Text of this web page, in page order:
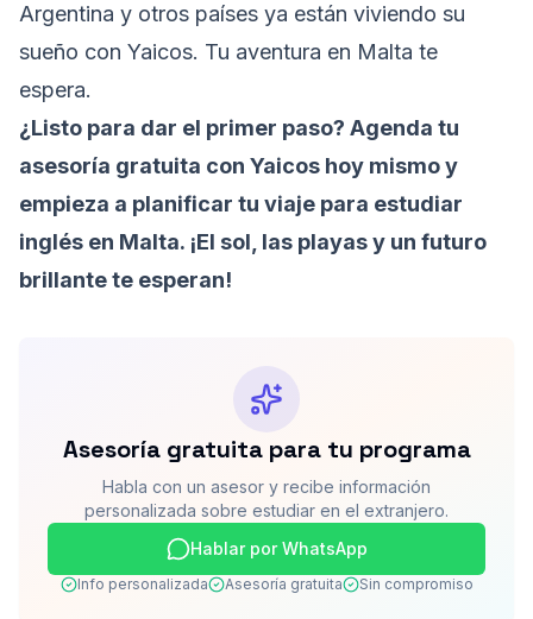
Argentina y otros países ya están viviendo su
sueño con Yaicos. Tu aventura en Malta te
espera.
¿Listo para dar el primer paso? Agenda tu
asesoría gratuita con Yaicos hoy mismo y
empieza a planificar tu viaje para estudiar
inglés en Malta. ¡El sol, las playas y un futuro
brillante te esperan!
Asesoría gratuita para tu programa
Habla con un asesor y recibe información
personalizada sobre estudiar en el extranjero.
Hablar por WhatsApp
Info personalizada Asesoría gratuita Sin compromiso